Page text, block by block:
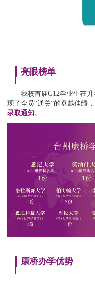
亮眼榜单
我校首届G12毕业生在
现了全员“通关”的卓越佳绩
录取通知。
康桥办学优势